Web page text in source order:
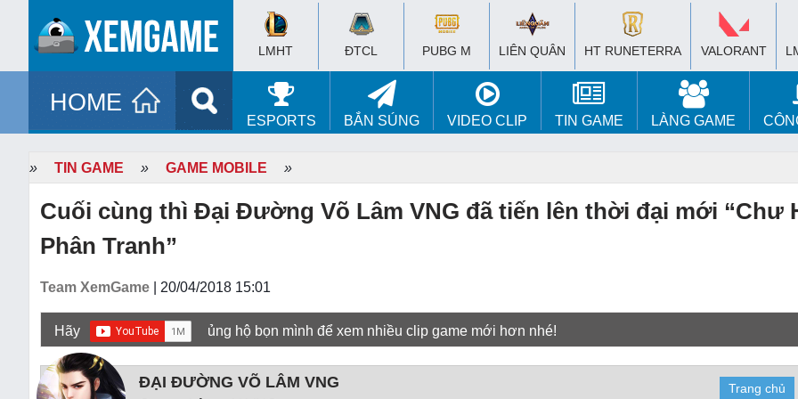
LMHT ĐTCL PUBG M LIÊN QUÂN HT RUNETERRA VALORANT
HOME
ESPORTS BẮN SÚNG VIDEO CLIP TIN GAME LÀNG GAME
» TIN GAME » GAME MOBILE »
Cuối cùng thì Đại Đường Võ Lâm VNG đã tiến lên thời đại mới “Chư
Phân Tranh”
Team XemGame | 20/04/2018 15:01
Hãy ủng hộ bọn mình để xem nhiều clip game mới hơn nhé!
ĐẠI ĐƯỜNG VÕ LÂM VNG Trang chủ